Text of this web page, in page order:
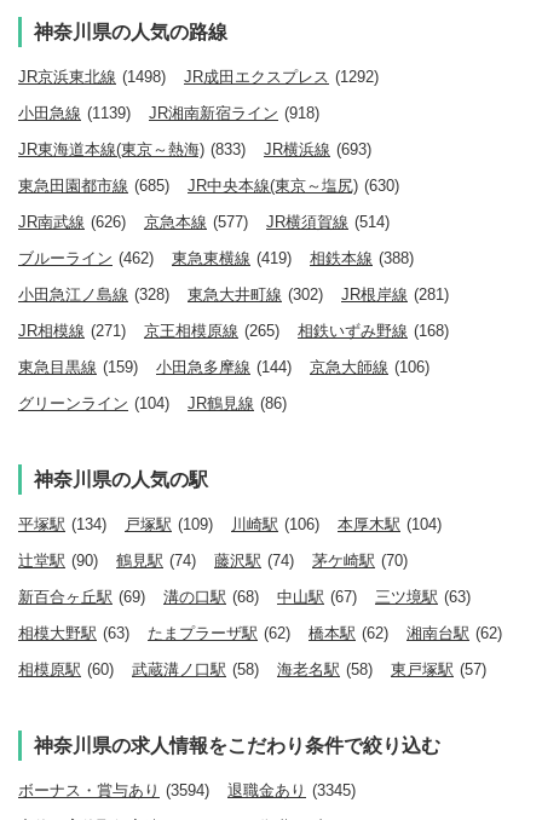
神奈川県の人気の路線
JR京浜東北線 (1498) JR成田エクスプレス (1292)
小田急線 (1139) JR湘南新宿ライン (918)
JR東海道本線(東京～熱海) (833) JR横浜線 (693)
東急田園都市線 (685) JR中央本線(東京～塩尻) (630)
JR南武線 (626) 京急本線 (577) JR横須賀線 (514)
ブルーライン (462) 東急東横線 (419) 相鉄本線 (388)
小田急江ノ島線 (328) 東急大井町線 (302) JR根岸線 (281)
JR相模線 (271) 京王相模原線 (265) 相鉄いずみ野線 (168)
東急目黒線 (159) 小田急多摩線 (144) 京急大師線 (106)
グリーンライン (104) JR鶴見線 (86)
神奈川県の人気の駅
平塚駅 (134) 戸塚駅 (109) 川崎駅 (106) 本厚木駅 (104)
辻堂駅 (90) 鶴見駅 (74) 藤沢駅 (74) 茅ケ崎駅 (70)
新百合ヶ丘駅 (69) 溝の口駅 (68) 中山駅 (67) 三ツ境駅 (63)
相模大野駅 (63) たまプラーザ駅 (62) 橋本駅 (62) 湘南台駅 (62)
相模原駅 (60) 武蔵溝ノ口駅 (58) 海老名駅 (58) 東戸塚駅 (57)
神奈川県の求人情報をこだわり条件で絞り込む
ボーナス・賞与あり (3594) 退職金あり (3345)